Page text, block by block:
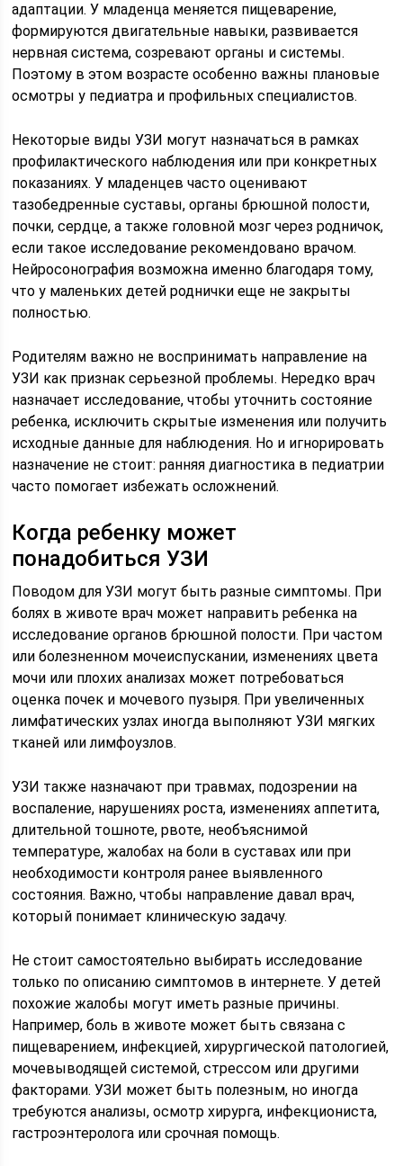
адаптации. У младенца меняется пищеварение,
формируются двигательные навыки, развивается
нервная система, созревают органы и системы.
Поэтому в этом возрасте особенно важны плановые
осмотры у педиатра и профильных специалистов.
Некоторые виды УЗИ могут назначаться в рамках
профилактического наблюдения или при конкретных
показаниях. У младенцев часто оценивают
тазобедренные суставы, органы брюшной полости,
почки, сердце, а также головной мозг через родничок,
если такое исследование рекомендовано врачом.
Нейросонография возможна именно благодаря тому,
что у маленьких детей роднички еще не закрыты
полностью.
Родителям важно не воспринимать направление на
УЗИ как признак серьезной проблемы. Нередко врач
назначает исследование, чтобы уточнить состояние
ребенка, исключить скрытые изменения или получить
исходные данные для наблюдения. Но и игнорировать
назначение не стоит: ранняя диагностика в педиатрии
часто помогает избежать осложнений.
Когда ребенку может
понадобиться УЗИ
Поводом для УЗИ могут быть разные симптомы. При
болях в животе врач может направить ребенка на
исследование органов брюшной полости. При частом
или болезненном мочеиспускании, изменениях цвета
мочи или плохих анализах может потребоваться
оценка почек и мочевого пузыря. При увеличенных
лимфатических узлах иногда выполняют УЗИ мягких
тканей или лимфоузлов.
УЗИ также назначают при травмах, подозрении на
воспаление, нарушениях роста, изменениях аппетита,
длительной тошноте, рвоте, необъяснимой
температуре, жалобах на боли в суставах или при
необходимости контроля ранее выявленного
состояния. Важно, чтобы направление давал врач,
который понимает клиническую задачу.
Не стоит самостоятельно выбирать исследование
только по описанию симптомов в интернете. У детей
похожие жалобы могут иметь разные причины.
Например, боль в животе может быть связана с
пищеварением, инфекцией, хирургической патологией,
мочевыводящей системой, стрессом или другими
факторами. УЗИ может быть полезным, но иногда
требуются анализы, осмотр хирурга, инфекциониста,
гастроэнтеролога или срочная помощь.